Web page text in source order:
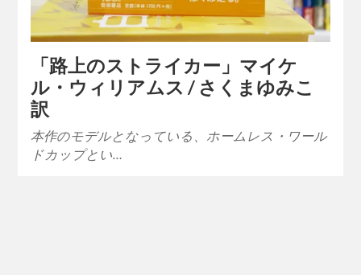
「路上のストライカー」マイケ
ル・ウィリアムス / さくまゆみこ
訳
本作のモデルとなっている、ホームレス・ワール
ドカップとい…